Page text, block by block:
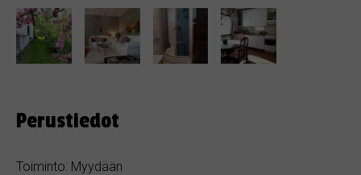
Perustiedot
Toiminto: Myydään